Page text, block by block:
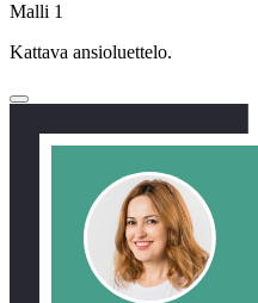
Malli 1
Kattava ansioluettelo.